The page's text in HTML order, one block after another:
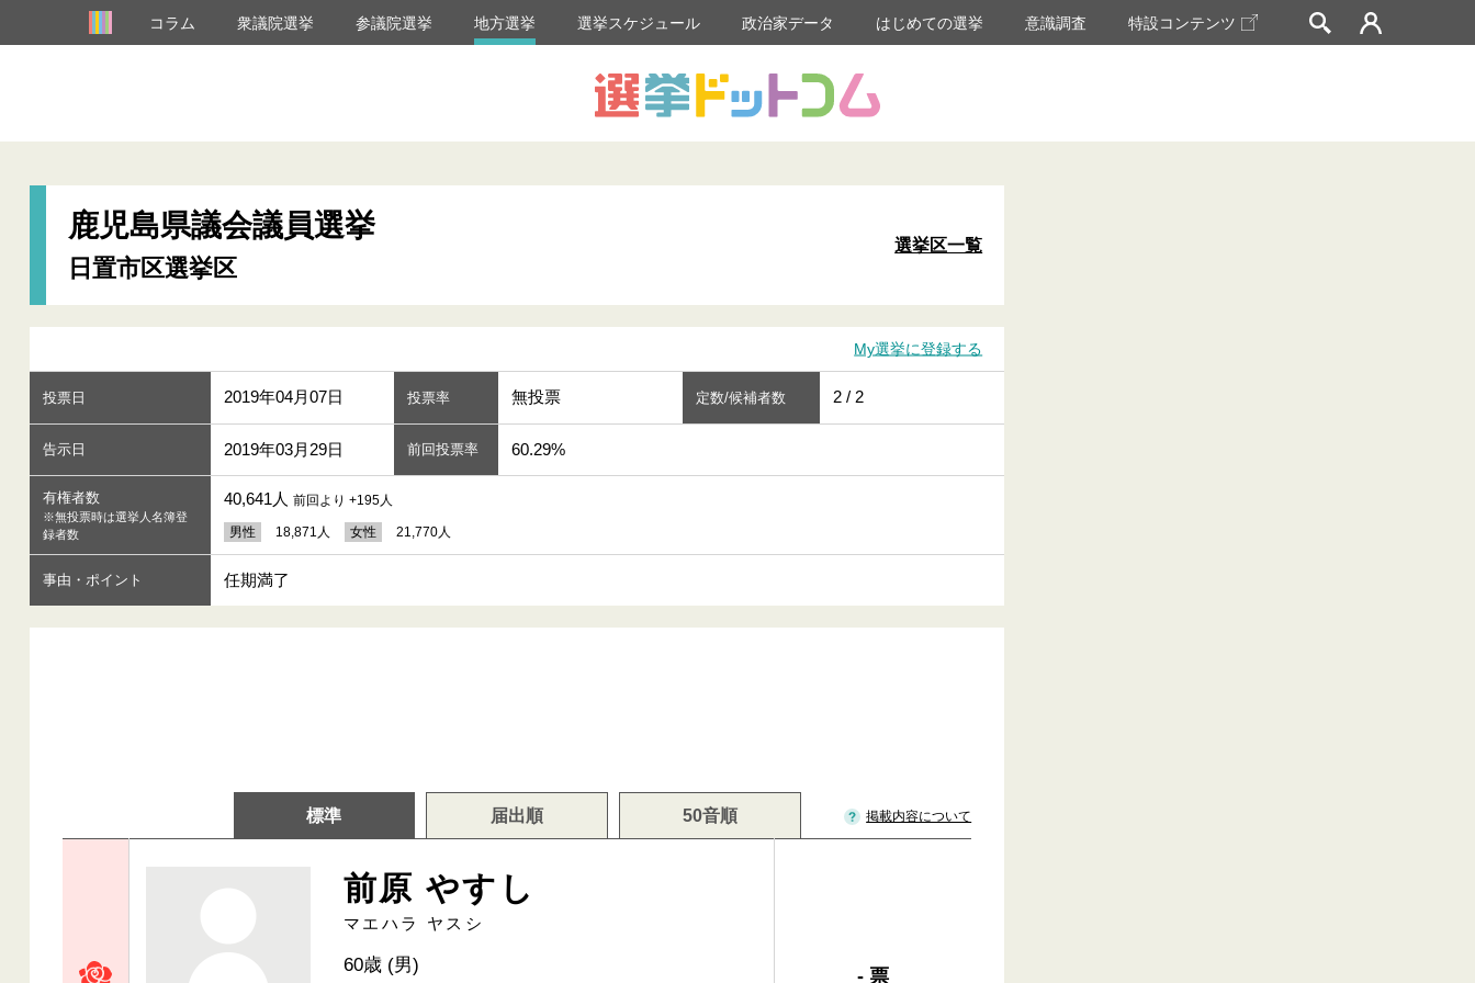
コラム 衆議院選挙 参議院選挙 地方選挙 選挙スケジュール 政治家データ はじめての選挙 意識調査 特設コンテンツ
鹿児島県議会議員選挙
日置市区選挙区
選挙区一覧
My選挙に登録する
投票日 2019年04月07日 投票率 無投票 定数/候補者数 2 / 2
告示日 2019年03月29日 前回投票率 60.29%
有権者数
※無投票時は選挙人名簿登
録者数
40,641人 前回より +195人
男性 18,871人 女性 21,770人
事由・ポイント 任期満了
標準 届出順 50音順 掲載内容について
前原 やすし
マエハラ ヤスシ
60歳 (男)
- 票